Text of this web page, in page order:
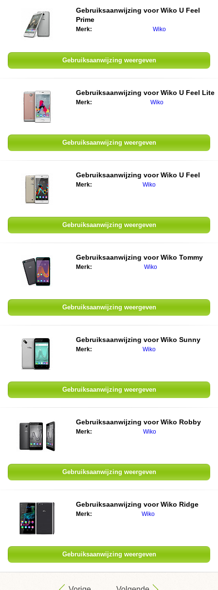
Gebruiksaanwijzing voor Wiko U Feel
Prime
Merk: Wiko
Gebruiksaanwijzing weergeven
Gebruiksaanwijzing voor Wiko U Feel Lite
Merk: Wiko
Gebruiksaanwijzing weergeven
Gebruiksaanwijzing voor Wiko U Feel
Merk: Wiko
Gebruiksaanwijzing weergeven
Gebruiksaanwijzing voor Wiko Tommy
Merk: Wiko
Gebruiksaanwijzing weergeven
Gebruiksaanwijzing voor Wiko Sunny
Merk: Wiko
Gebruiksaanwijzing weergeven
Gebruiksaanwijzing voor Wiko Robby
Merk: Wiko
Gebruiksaanwijzing weergeven
Gebruiksaanwijzing voor Wiko Ridge
Merk: Wiko
Gebruiksaanwijzing weergeven